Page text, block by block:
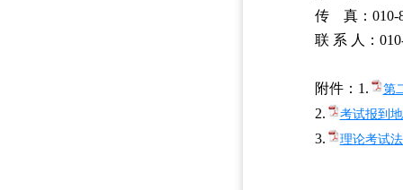
传 真：010-
联 系 人：
附件：1. 第
2. 考试报到
3. 理论考试